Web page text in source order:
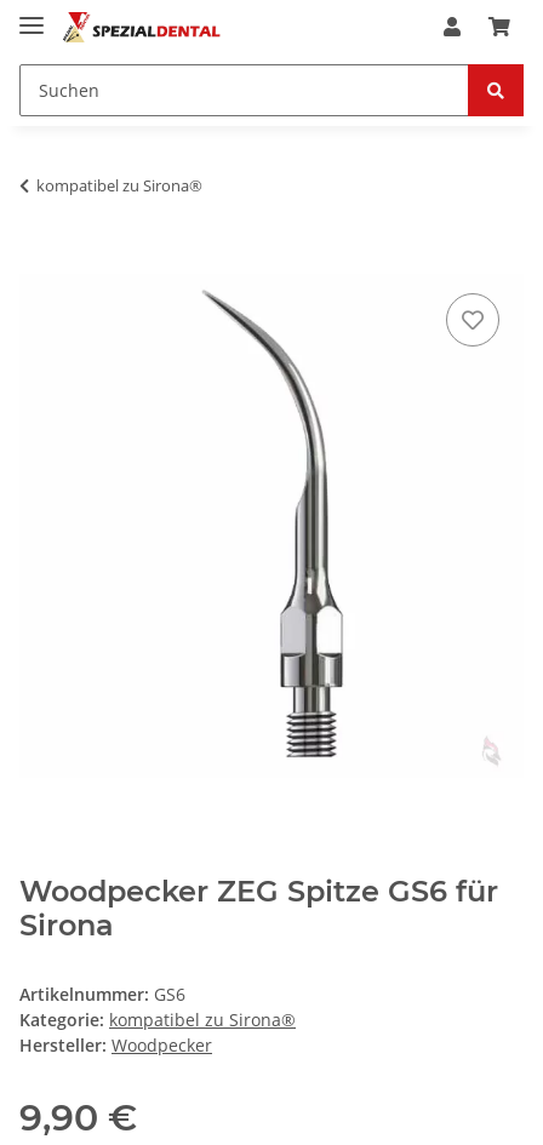
kompatibel zu Sirona®
Woodpecker ZEG Spitze GS6 für
Sirona
Artikelnummer: GS6
Kategorie: kompatibel zu Sirona®
Hersteller: Woodpecker
9,90 €